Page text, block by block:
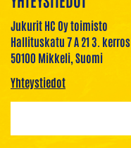
Jukurit HC Oy toimisto
Hallituskatu 7 A 21 3. kerros
50100 Mikkeli, Suomi
Yhteystiedot